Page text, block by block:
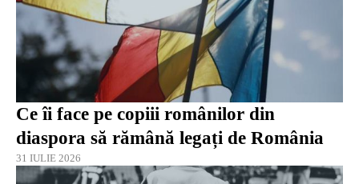
Ce îi face pe copiii românilor din
diaspora să rămână legați de România
31 IULIE 2026